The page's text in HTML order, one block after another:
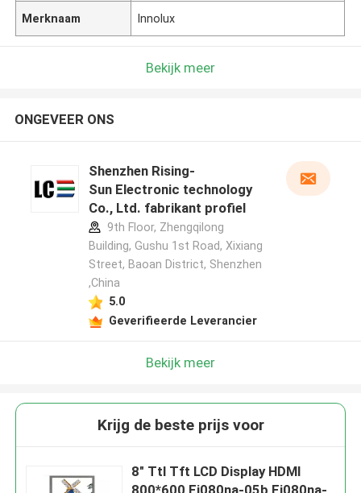
Merknaam Innolux
Bekijk meer
ONGEVEER ONS
Shenzhen Rising-
Sun Electronic technology
Co., Ltd. fabrikant profiel
9th Floor, Zhengqilong
Building, Gushu 1st Road, Xixiang
Street, Baoan District, Shenzhen
,China
5.0
Geverifieerde Leverancier
Bekijk meer
Krijg de beste prijs voor
8" Ttl Tft LCD Display HDMI